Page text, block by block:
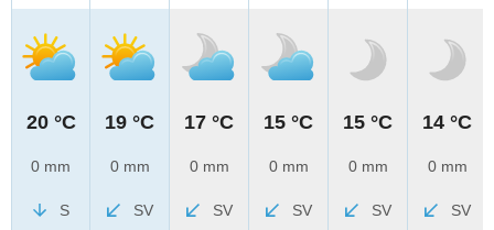
20 °C
0 mm
S
19 °C
0 mm
SV
17 °C
0 mm
SV
15 °C
0 mm
SV
15 °C
0 mm
SV
14 °C
0 mm
SV